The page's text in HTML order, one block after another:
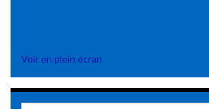
Voir en plein écran